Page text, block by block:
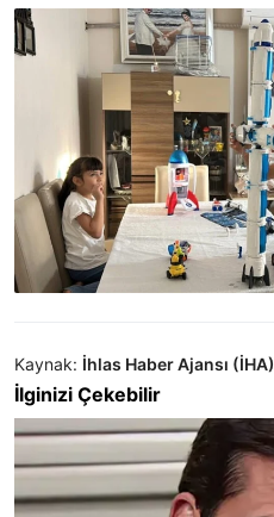
Kaynak: İhlas Haber Ajansı (İHA)